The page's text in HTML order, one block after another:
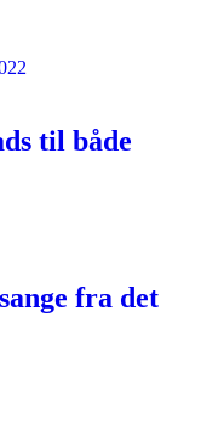
til både
fra det